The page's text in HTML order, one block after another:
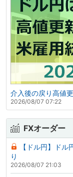
介入後の戻り高値
2026/08/07 07:22
FXオーダー
【ドル円】ド
り
2026/08/07 21:03